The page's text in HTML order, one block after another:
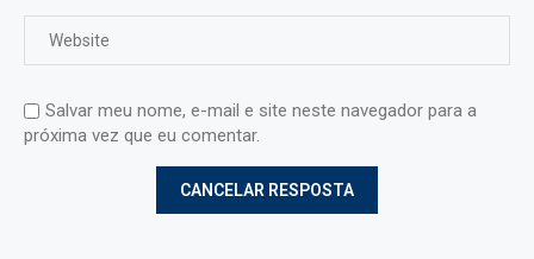
Salvar meu nome, e-mail e site neste navegador para a
próxima vez que eu comentar.